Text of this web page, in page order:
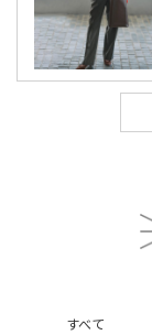
すべて